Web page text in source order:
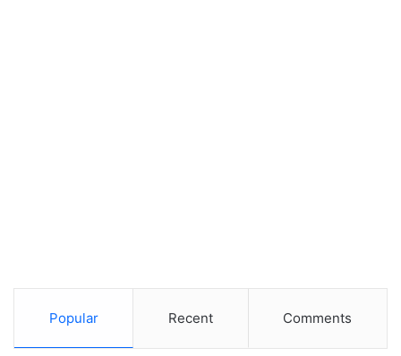
Popular Recent Comments